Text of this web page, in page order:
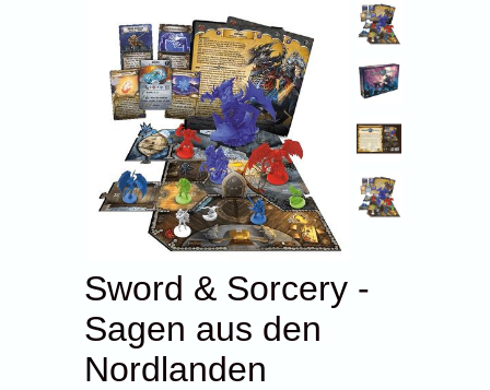
Sword & Sorcery -
Sagen aus den
Nordlanden